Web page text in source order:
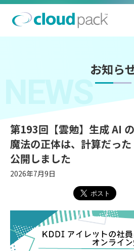
お知ら
第193回【雲勉】生成 AI
魔法の正体は、計算だっ
公開しました
2026年7月9日